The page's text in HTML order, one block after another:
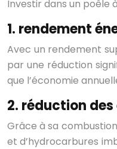
Investir dans un poêle
1. rendement
Avec un rendement
par une réduction
que l’économie
2. réduction
Grâce à sa
et d’hydrocarbures